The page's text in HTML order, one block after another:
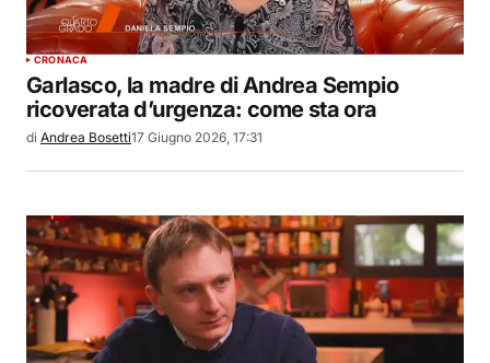
CRONACA
Garlasco, la madre di Andrea Sempio
ricoverata d’urgenza: come sta ora
di Andrea Bosetti17 Giugno 2026, 17:31